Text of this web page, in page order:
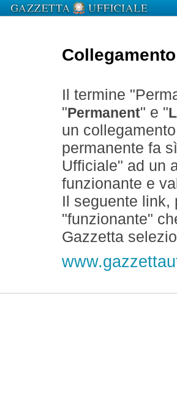
Il termine
" Permanent" e "
un
permanente fa
Ufficiale" ad un
funzionante e
Il seguente link,
"funzionante"
Gazzetta